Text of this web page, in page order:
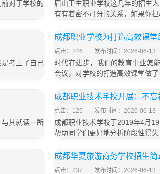
对于学校的
眉山卫生职业学校这几年的招生
有有着密不可分的关系，如果你
考上了自己
成都职业学校为打造高效课堂
点击：246 发布时间：2026-06-13
时代在进步，我们的教育事业怎
会议，对学校的打造高效课堂做
其就读一所
成都职业技术学校开展：不
点击：125 发布时间：2026-06-13
成都职业技术学校于2019年4月
帮助同学们更好地分析阶段性得
成都华夏旅游商务学校招生简
点击：237 发布时间：2026-06-13